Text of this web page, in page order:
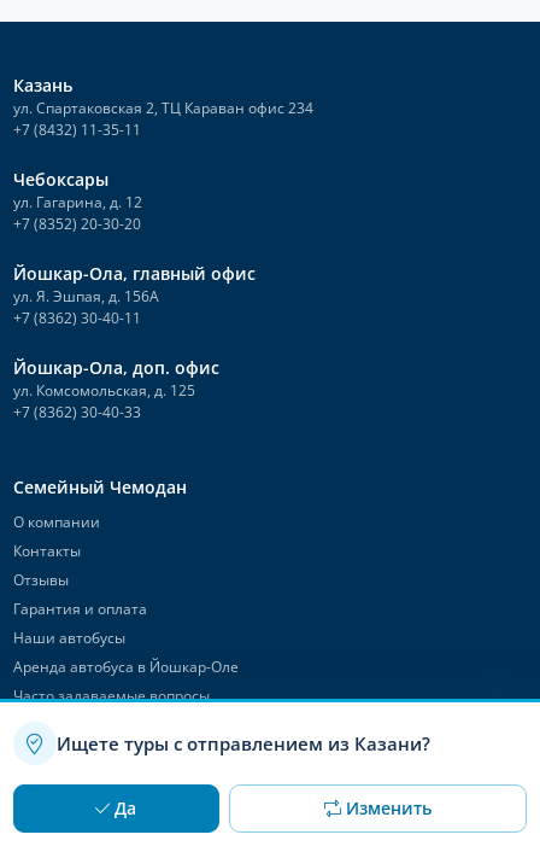
Ищете туры с отправлением из Казани?
Да Изменить
Казань
ул. Спартаковская 2, ТЦ Караван офис 234
+7 (8432) 11-35-11
Чебоксары
ул. Гагарина, д. 12
+7 (8352) 20-30-20
Йошкар-Ола, главный офис
ул. Я. Эшпая, д. 156А
+7 (8362) 30-40-11
Йошкар-Ола, доп. офис
ул. Комсомольская, д. 125
+7 (8362) 30-40-33
Семейный Чемодан
О компании
Контакты
Отзывы
Гарантия и оплата
Наши автобусы
Аренда автобуса в Йошкар-Оле
Часто задаваемые вопросы
Места сборов и выездов
Условия бронирования
Договор-оферта
Используя данный сайт, вы даете согласие на использование
файлов cookie